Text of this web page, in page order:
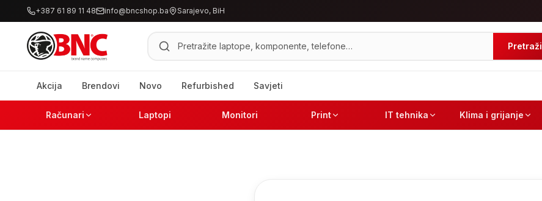
+387 61 89 11 48 info@bncshop.ba Sarajevo, BiH
Pretraži proizvode
Pretraži
Akcija Brendovi Novo Refurbished Savjeti
Računari Laptopi Monitori Print IT tehnika Klima i grijanje